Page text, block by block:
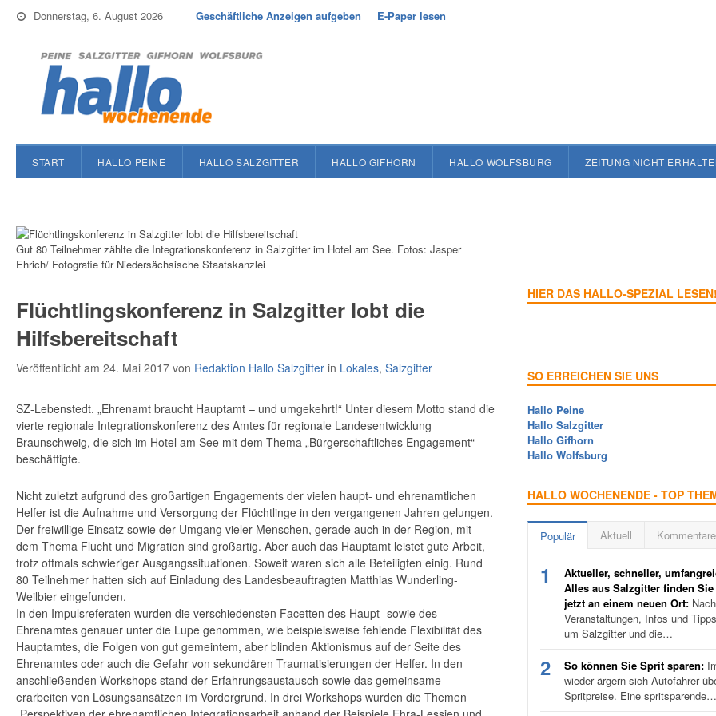
Donnerstag, 6. August 2026 Geschäftliche Anzeigen aufgeben E-Paper lesen
START HALLO PEINE HALLO SALZGITTER HALLO GIFHORN HALLO WOLFSBURG ZEITUNG NICHT
Gut 80 Teilnehmer zählte die Integrationskonferenz in Salzgitter im Hotel am See. Fotos: Jasper
Ehrich/ Fotografie für Niedersächsische Staatskanzlei
Flüchtlingskonferenz in Salzgitter lobt die
Hilfsbereitschaft
Veröffentlicht am 24. Mai 2017 von Redaktion Hallo Salzgitter in Lokales, Salzgitter
SZ-Lebenstedt. „Ehrenamt braucht Hauptamt – und umgekehrt!“ Unter diesem Motto stand die
vierte regionale Integrationskonferenz des Amtes für regionale Landesentwicklung
Braunschweig, die sich im Hotel am See mit dem Thema „Bürgerschaftliches Engagement“
beschäftigte.
Nicht zuletzt aufgrund des großartigen Engagements der vielen haupt- und ehrenamtlichen
Helfer ist die Aufnahme und Versorgung der Flüchtlinge in den vergangenen Jahren gelungen.
Der freiwillige Einsatz sowie der Umgang vieler Menschen, gerade auch in der Region, mit
dem Thema Flucht und Migration sind großartig. Aber auch das Hauptamt leistet gute Arbeit,
trotz oftmals schwieriger Ausgangssituationen. Soweit waren sich alle Beteiligten einig. Rund
80 Teilnehmer hatten sich auf Einladung des Landesbeauftragten Matthias Wunderling-
Weilbier eingefunden.
In den Impulsreferaten wurden die verschiedensten Facetten des Haupt- sowie des
Ehrenamtes genauer unter die Lupe genommen, wie beispielsweise fehlende Flexibilität des
Hauptamtes, die Folgen von gut gemeintem, aber blinden Aktionismus auf der Seite des
Ehrenamtes oder auch die Gefahr von sekundären Traumatisierungen der Helfer. In den
anschließenden Workshops stand der Erfahrungsaustausch sowie das gemeinsame
erarbeiten von Lösungsansätzen im Vordergrund. In drei Workshops wurden die Themen
HIER DAS HALLO-SPEZIAL LESEN!
SO ERREICHEN SIE UNS
Hallo Peine
Hallo Salzgitter
Hallo Gifhorn
Hallo Wolfsburg
HALLO WOCHENENDE - TOP
Populär Aktuell Kommentare
1
Aktueller, schneller,
Alles aus Salzgitter finden
jetzt an einem neuen Ort:
Veranstaltungen, Infos und
um Salzgitter und die…
2 So können Sie Sprit sparen:
wieder ärgern sich Autofahrer
Spritpreise. Eine spritsparende…